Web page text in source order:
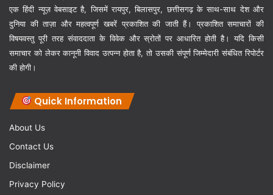
एक हिंदी न्यूज़ वेबसाइट है, जिसमें रायपुर, बिलासपुर, छत्तीसगढ़ के साथ-साथ देश और
दुनिया की ताज़ा और महत्वपूर्ण खबरें प्रकाशित की जाती हैं। प्रकाशित समाचारों की
विषयवस्तु पूरी तरह संवाददाता के विवेक और स्रोतों पर आधारित होती है। यदि किसी
समाचार को लेकर कानूनी विवाद उत्पन्न होता है, तो उसकी संपूर्ण जिम्मेदारी संबंधित रिपोर्टर
की होगी।
Quick Information
About Us
Contact Us
Disclaimer
Privacy Policy